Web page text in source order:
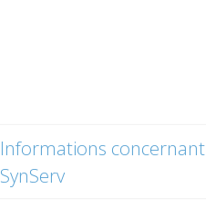
Informations concernant
SynServ